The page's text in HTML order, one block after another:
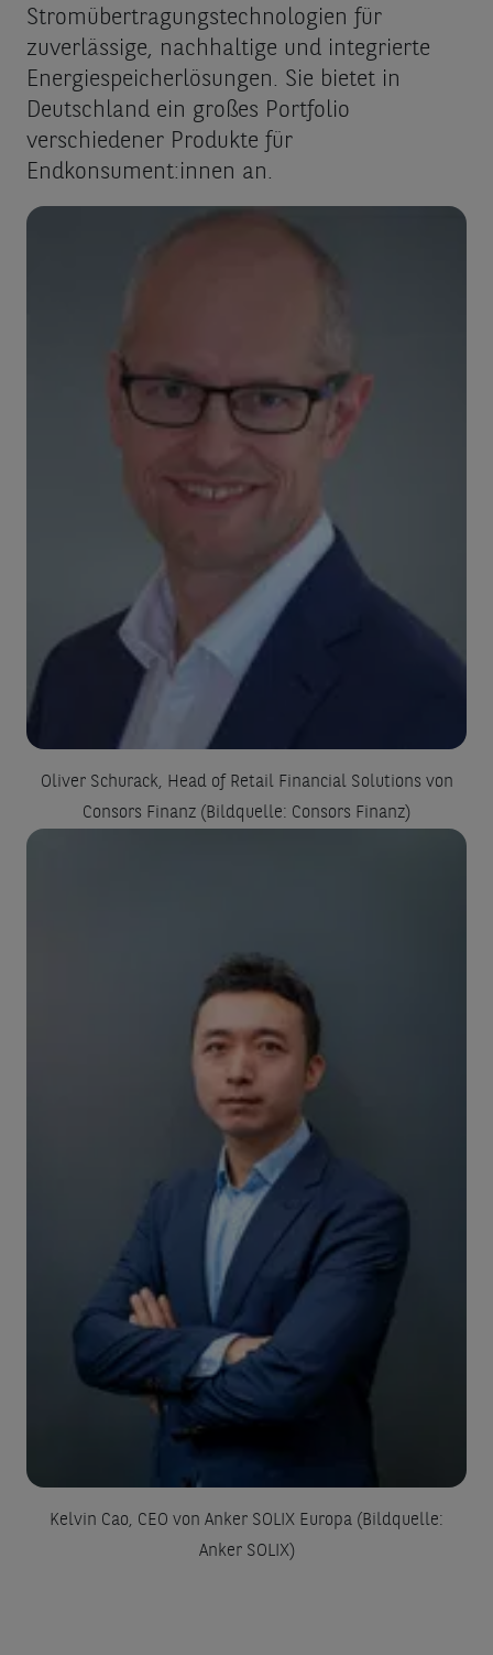
Stromübertragungstechnologien für
zuverlässige, nachhaltige und integrierte
Energiespeicherlösungen. Sie bietet in
Deutschland ein großes Portfolio
verschiedener Produkte für
Endkonsument:innen an.
Oliver Schurack, Head of Retail Financial Solutions von
Consors Finanz (Bildquelle: Consors Finanz)
Kelvin Cao, CEO von Anker SOLIX Europa (Bildquelle:
Anker SOLIX)